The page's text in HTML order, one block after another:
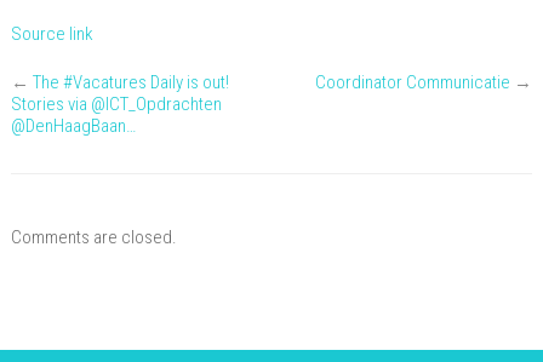
Source link
← The #Vacatures Daily is out!
Stories via @ICT_Opdrachten
@DenHaagBaan…
Coordinator Communicatie →
Comments are closed.